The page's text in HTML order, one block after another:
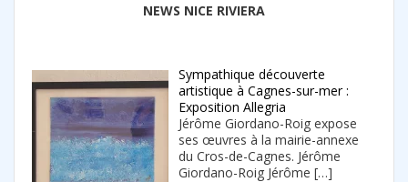
NEWS NICE RIVIERA
Sympathique découverte
artistique à Cagnes-sur-mer :
Exposition Allegria
Jérôme Giordano-Roig expose
ses œuvres à la mairie-annexe
du Cros-de-Cagnes. Jérôme
Giordano-Roig Jérôme […]